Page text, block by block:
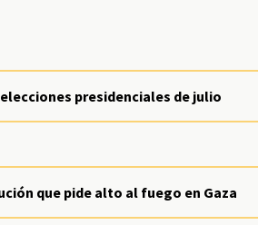
presidenciales de julio
que pide alto al fuego en Gaza